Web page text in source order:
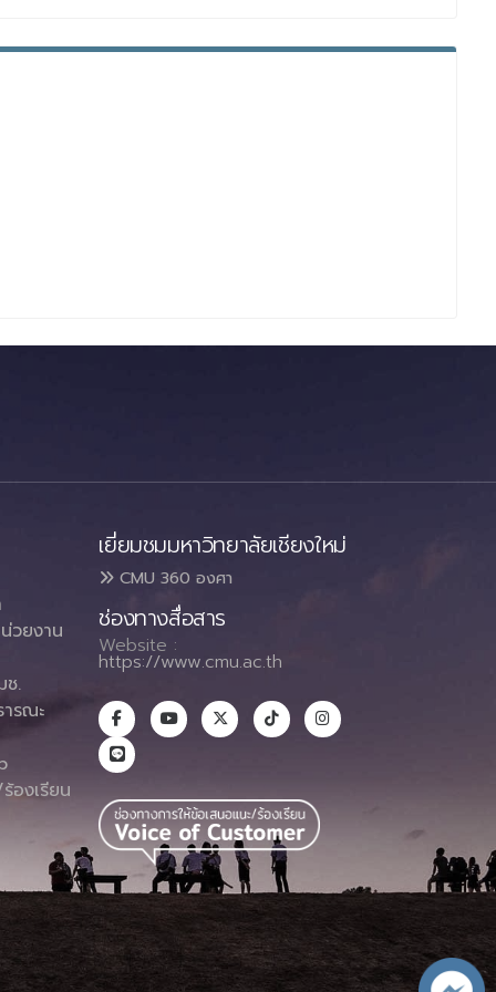
วยงาน
ช.
รณะ
องเรียน
เยี่ยมชมมหาวิทยาลัยเชียงใหม่
CMU 360 องศา
ช่องทางสื่อสาร
Website :
https://www.cmu.ac.th